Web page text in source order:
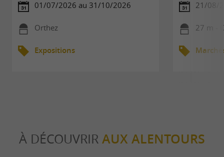
01/07/2026 au 31/10/2026
Orthez
Expositions
21/08/
27 m -
À DÉCOUVRIR AUX ALENTOURS